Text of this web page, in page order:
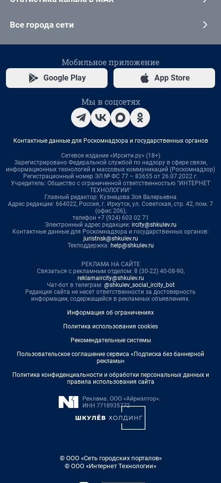
Все города сети
Мобильное приложение
Google Play App Store
Мы в соцсетях
Контактные данные для Роскомнадзора и государственных органов
Сетевое издание «Ирсити.ру» (18+)
Зарегистрировано Федеральной службой по надзору в сфере связи,
информационных технологий и массовых коммуникаций (Роскомнадзор)
Регистрационный номер ЭЛ № ФС 77 – 83655 от 26.07.2022 г.
Учредитель: Общество с ограниченной ответственностью "ИНТЕРНЕТ
ТЕХНОЛОГИИ"
Главный редактор: Кузнецова Зоя Валерьевна
Адрес редакции: 664022, Россия, г. Иркутск, ул. Советская, стр. 42, пом. 7
(офис 206),
телефон +7 (924) 603 02 71
Электронный адрес редакции: ircity@shkulev.ru
Контактные данные для Роскомнадзора и государственных органов:
juristnsk@shkulev.ru
Техподдержка: help@shkulev.ru
РЕКЛАМА НА САЙТЕ
Связаться с рекламным отделом: 8 (30-22) 40-08-90,
reklamaircity@shkulev.ru
Чат-бот в телеграм: @shkulev_social_ircity_bot
Редакция сайта не несет ответственности за достоверность
информации, содержащейся в рекламных объявлениях.
Информация об ограничениях
Политика использования cookies
Рекомендательные системы
Пользовательское соглашение сервиса «Подписка без баннерной
рекламы»
Политика конфиденциальности и обработки персональных данных и
правила использования сайта
© ООО «Сеть городских порталов»
© ООО «Интернет Технологии»